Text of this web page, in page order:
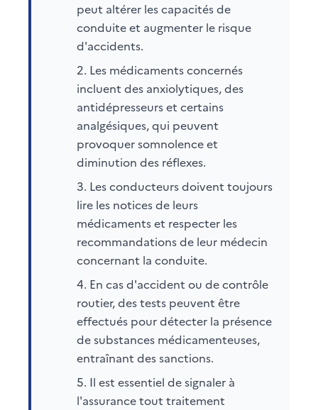
peut altérer les capacités de
conduite et augmenter le risque
d'accidents.
Les médicaments concernés
incluent des anxiolytiques, des
antidépresseurs et certains
analgésiques, qui peuvent
provoquer somnolence et
diminution des réflexes.
Les conducteurs doivent toujours
lire les notices de leurs
médicaments et respecter les
recommandations de leur médecin
concernant la conduite.
En cas d'accident ou de contrôle
routier, des tests peuvent être
effectués pour détecter la présence
de substances médicamenteuses,
entraînant des sanctions.
Il est essentiel de signaler à
l'assurance tout traitement